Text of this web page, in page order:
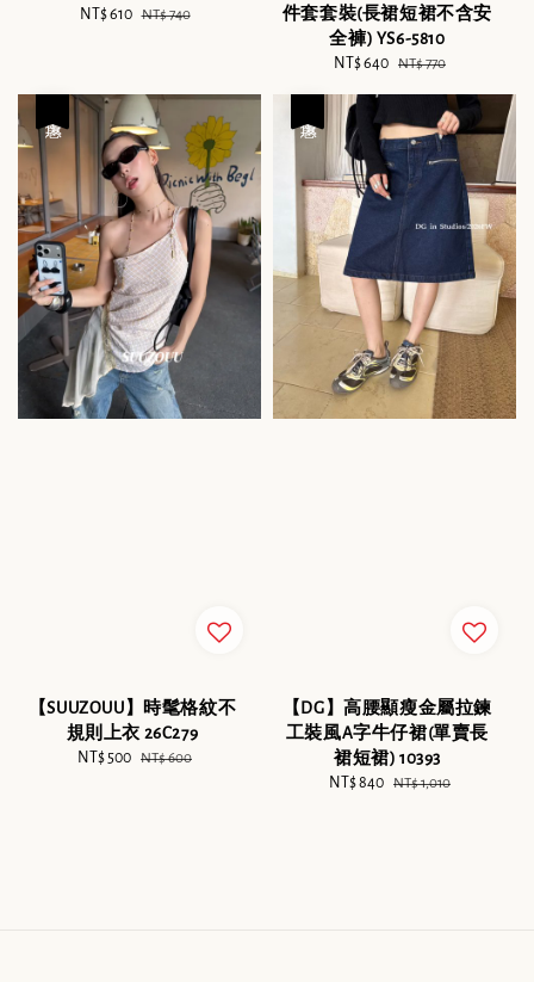
Sale
NT$ 610 Regular
NT$ 740
件套套裝(長裙短裙不含安
全褲) YS6-5810
Sale
NT$ 640 Regular
NT$ 770
【SUUZOUU】時髦格紋不
規則上衣 26C279
Sale
NT$ 500 Regular
NT$ 600
【DG】高腰顯瘦金屬拉鍊
工裝風A字牛仔裙(單賣長
裙短裙) 10393
Sale
NT$ 840 Regular
NT$ 1,010